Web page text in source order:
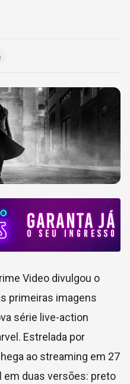
Video divulgou o
primeiras imagens
série live-action
Estrelada por
ao streaming em 27
em duas versões: preto